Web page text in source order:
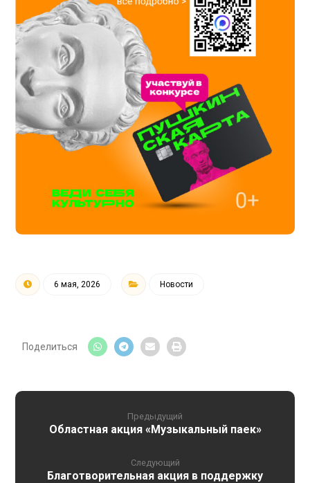
6 мая, 2026 Новости
Предыдущий
Областная акция «Музыкальный паек»
Следующий
Благотворительная акция в поддержку